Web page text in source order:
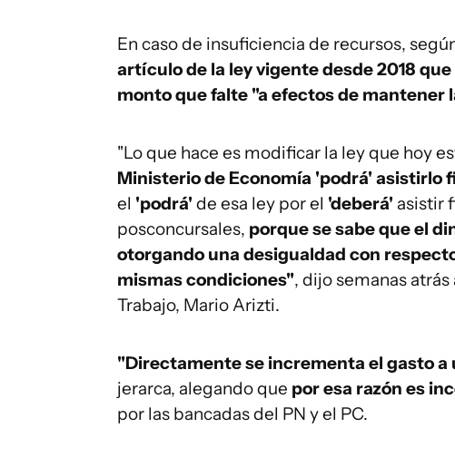
En caso de insuficiencia de recursos,
artículo de la ley vigente desde 2018
monto que falte "a efectos de mantener
"Lo que hace es modificar la ley que hoy
Ministerio de Economía 'podrá' asistirlo
el 'podrá'de esa ley por el 'deberá' asistir
posconcursales, porque se sabe que el
otorgando una desigualdad con
mismas condiciones", dijo semanas atrás
Trabajo, Mario Arizti.
"Directamente se incrementa el gasto a
jerarca, alegando que por esa razón es
por las bancadas del PN y el PC.